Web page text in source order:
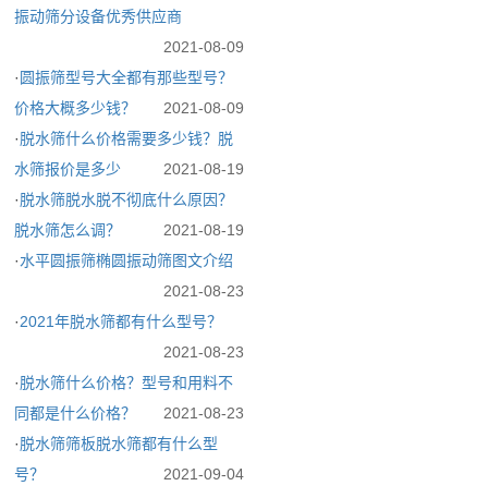
振动筛分设备优秀供应商
2021-08-09
· 圆振筛型号大全都有那些型号？
价格大概多少钱？
2021-08-09
·脱水筛什么价格需要多少钱？脱
水筛报价是多少
2021-08-19
·脱水筛脱水脱不彻底什么原因？
脱水筛怎么调？
2021-08-19
·水平圆振筛椭圆振动筛图文介绍
2021-08-23
·2021年脱水筛都有什么型号？
2021-08-23
·脱水筛什么价格？型号和用料不
同都是什么价格？
2021-08-23
·脱水筛筛板脱水筛都有什么型
号？
2021-09-04